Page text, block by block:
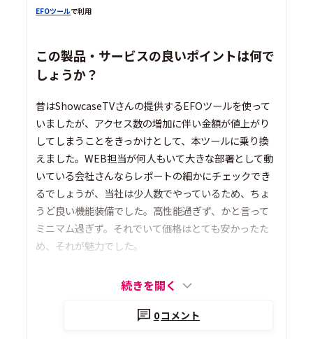
EFOツールで利用
この製品・サービスの良いポイントは何で
しょうか？
昔はShowcaseTVさんの提供するEFOツールを使って
いましたが、アクセス数の増加に伴い金額が値上がり
してしまうことをきっかけとして、本ツールに乗り換
えました。WEB担当が何人もいて大きな部署として動
いている会社さんならレポートの細かにチェックでき
るでしょうが、当社は少人数でやっているため、ちょ
うど良い機能装備でした。高性能過ぎず、かと言って
ミニマム過ぎず。それでいて価格はとても安かったた
め、それが魅力でした。
続きを開く
0コメント